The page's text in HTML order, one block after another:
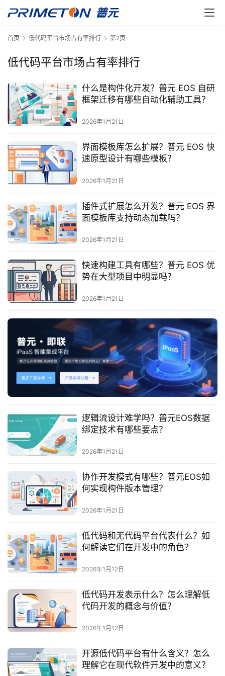
最
新
动
产
品
解
方
案
合
作
服
与
支
持
解
普
元
联
系
我
们
首页 低代码平台市场占有率排行 第2页
低代码平台市场占有率排行
什么是构件化开发？普元 EOS 自研
框架迁移有哪些自动化辅助工具？
2026年1月21日
界面模板库怎么扩展？普元 EOS 快
速原型设计有哪些模板？
2026年1月21日
插件式扩展怎么开发？普元 EOS 界
面模板库支持动态加载吗？
2026年1月21日
快速构建工具有哪些？普元 EOS 优
势在大型项目中明显吗？
2026年1月21日
逻辑流设计难学吗？普元EOS数据
绑定技术有哪些要点？
2026年1月21日
协作开发模式有哪些？普元EOS如
何实现构件版本管理？
2026年1月21日
低代码和无代码平台代表什么？如
何解读它们在开发中的角色？
2026年1月12日
低代码开发表示什么？怎么理解低
代码开发的概念与价值？
2026年1月12日
开源低代码平台有什么含义？怎么
理解它在现代软件开发中的意义？